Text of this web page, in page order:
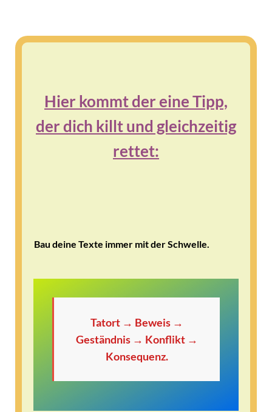
Hier kommt der eine Tipp,
der dich killt und gleichzeitig
rettet:
Bau deine Texte immer mit der Schwelle.
Tatort → Beweis →
Geständnis → Konflikt →
Konsequenz.